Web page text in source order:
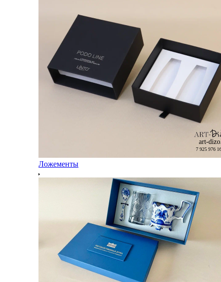
Ложементы